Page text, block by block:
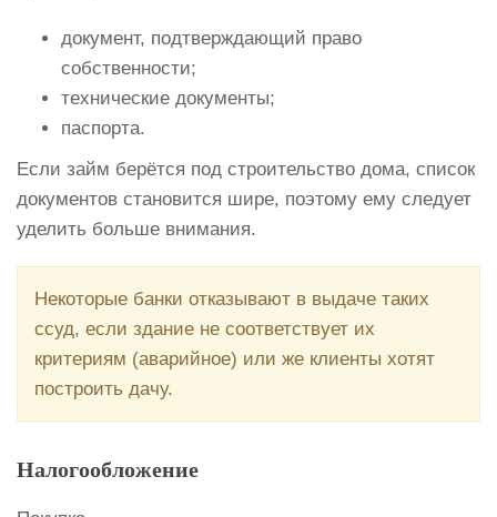
документ, подтверждающий право
собственности;
технические документы;
паспорта.
Если займ берётся под строительство дома, список
документов становится шире, поэтому ему следует
уделить больше внимания.
Некоторые банки отказывают в выдаче таких
ссуд, если здание не соответствует их
критериям (аварийное) или же клиенты хотят
построить дачу.
Налогообложение